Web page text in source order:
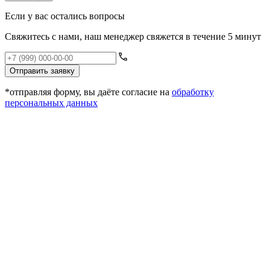
Если у вас остались вопросы
Свяжитесь с нами, наш менеджер свяжется в течение 5 минут
Отправить заявку
*отправляя форму, вы даёте согласие на обработку
персональных данных